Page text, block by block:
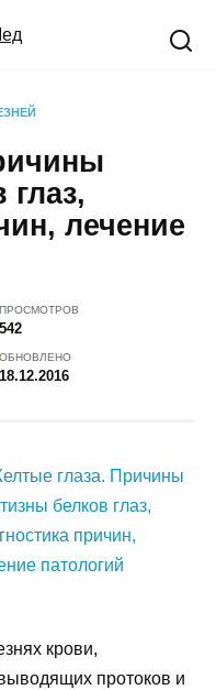
лечение
ПРОСМОТРОВ
542
ОБНОВЛЕНО
18.12.2016
крови,
протоков и